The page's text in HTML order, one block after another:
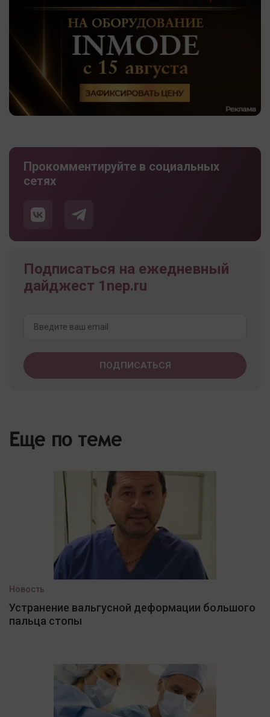
Прокомментируйте в социальных
сетях
Подписаться на ежедневный
дайджест 1nep.ru
Еще по теме
Новость
Устранение вальгусной деформации большого
пальца стопы